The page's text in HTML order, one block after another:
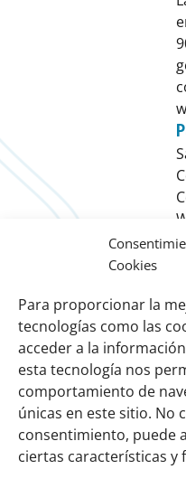
Cookies
Para proporcionar la
tecnologías como las
acceder a la
esta tecnología nos
comportamiento de
únicas en este sitio. No
consentimiento, puede
ciertas características y
Links
importantes
Sobre
Misión